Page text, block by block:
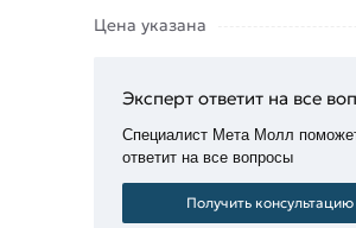
Цена указана
Эксперт ответит на все
Специалист Мета Молл
ответит на все вопросы
Получить консультацию